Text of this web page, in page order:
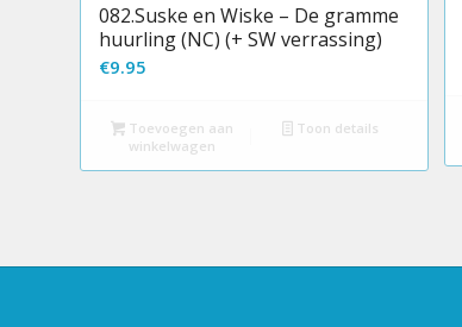
082.Suske en Wiske – De gramme
huurling (NC) (+ SW verrassing)
€9.95
Toevoegen aan
winkelwagen
Toon details